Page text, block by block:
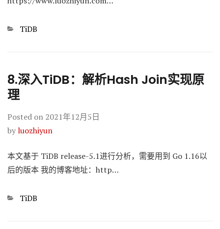
Categories
TiDB
8.深入TiDB：解析Hash Join实现原
理
Posted on 2021年12月5日
byluozhiyun
本文基于 TiDB release-5.1进行分析，需要用到 Go 1.16以
后的版本 我的博客地址：http…
Categories
TiDB